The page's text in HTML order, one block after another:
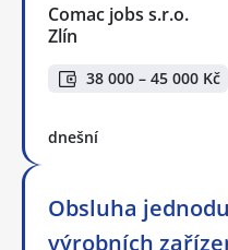
Comac jobs s.r.o.
Zlín
38 000 – 45 000 Kč
dnešní
Obsluha
výrobních